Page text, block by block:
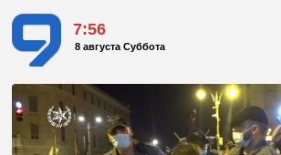
7:56
8 августа Суббота